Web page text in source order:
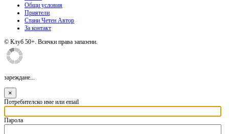
Общи условия
Приятели
Стани Четен Автор
За контакт
© Клуб 50+. Всички права запазени.
зареждане...
×
Потребителско име или email
Парола